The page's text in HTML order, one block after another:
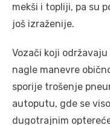
mekši i topliji, pa su
još izraženije.
Vozači koji
nagle manevre
sporije trošenje
autoputu, gde se
dugotrajnim